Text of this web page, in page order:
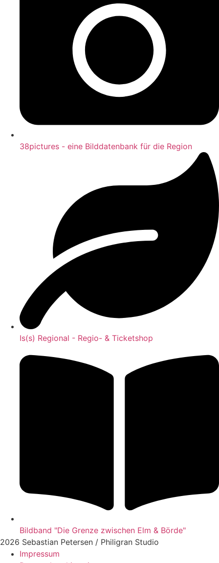
38pictures - eine Bilddatenbank für die Region
Is(s) Regional - Regio- & Ticketshop
Bildband "Die Grenze zwischen Elm & Börde"
2026 Sebastian Petersen / Philigran Studio
Impressum